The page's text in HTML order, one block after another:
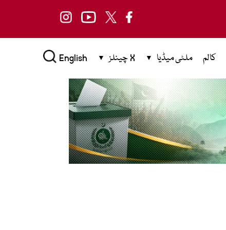
کالم ملٹی میڈیا X چینلز English